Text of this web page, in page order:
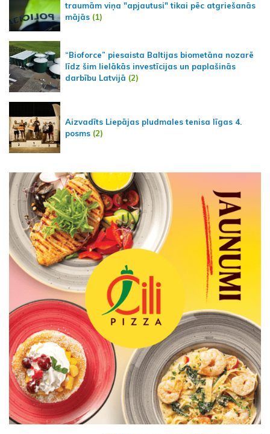
traumām viņa "apjautusi" tikai pēc atgriešanās
mājās (1)
“Bioforce” piesaista Baltijas biometāna nozarē
līdz šim lielākās investīcijas un paplašinās
darbību Latvijā (2)
Aizvadīts Liepājas pludmales tenisa līgas 4.
posms (2)